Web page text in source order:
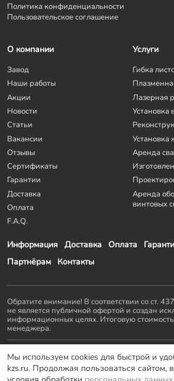
Политика конфиденциальности
Пользовательское соглашение
Информация Доставка Оплата
Партнёрам
Контакты
О компании
Завод
Наши работы
Акции
Новости
Статьи
Вакансии
Отзывы
Сертификаты
Гарантии
Доставка
Оплата
F.A.Q.
Услуги
Гибка
Лазерная
Установка
Установка
Аренда
Аренда
винтовых
Обратите внимание! В соответствии со ст.
не является публичной офертой и создан
информационных целях. Итоговую
менеджера.
Остальные проекты KZS GROUP
Домостроение
Заборы и ворота Септики
Мебель LOFT
Мы используем cookies для быстрой и
kzs.ru. Продолжая пользоваться сайтом,